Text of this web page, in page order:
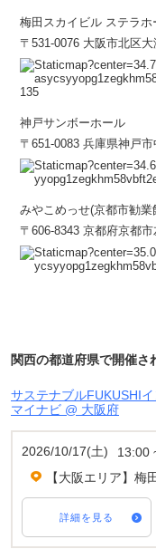
梅田スカイビル ステラホ
〒531-0076 大阪市北区
神戸サンボーホール
〒651-0083 兵庫県神戸
みやこめっせ(京都市勧業
〒606-8343 京都府京都
関西の都道府県で開催さ
サステナブルFUKUSHI
マイナビ @ 大阪府
2026/10/17(土)
13:00
【大阪エリア】梅
詳細を見る